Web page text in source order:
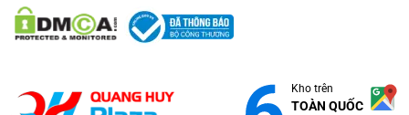
Kho trên
TOÀN QUỐC